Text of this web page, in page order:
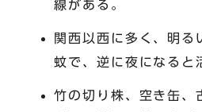
線がある。
関西以西に多く、明る
蚊で、逆に夜になると
竹の切り株、空き缶、